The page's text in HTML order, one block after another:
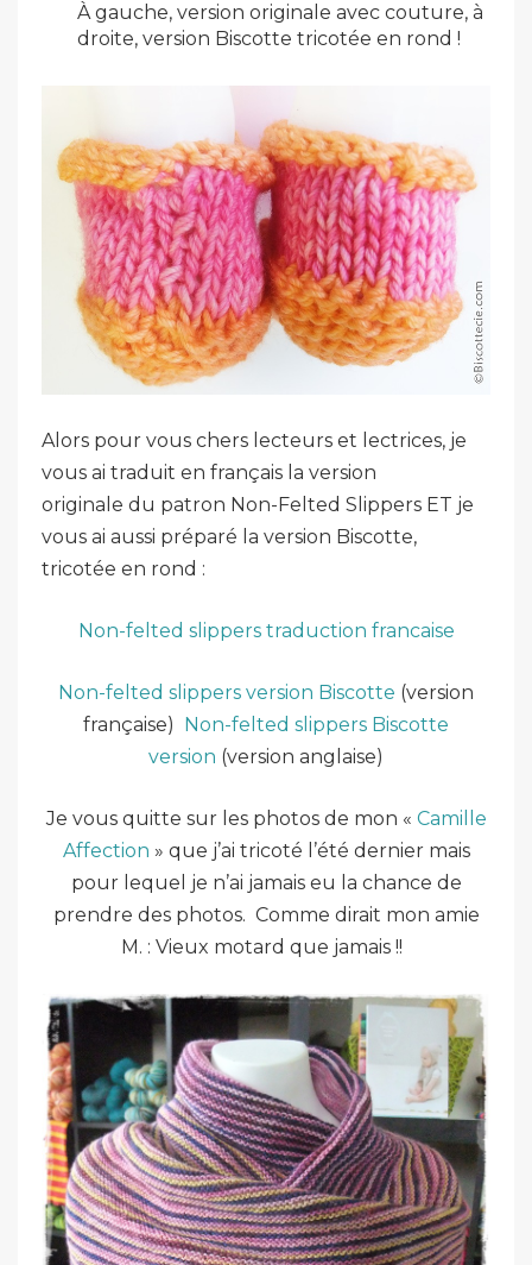
À gauche, version originale avec couture, à
droite, version Biscotte tricotée en rond !
Alors pour vous chers lecteurs et lectrices, je
vous ai traduit en français la version
originale du patron Non-Felted Slippers ET je
vous ai aussi préparé la version Biscotte,
tricotée en rond :
Non-felted slippers traduction francaise
Non-felted slippers version Biscotte (version
française) Non-felted slippers Biscotte
version (version anglaise)
Je vous quitte sur les photos de mon « Camille
Affection » que j’ai tricoté l’été dernier mais
pour lequel je n’ai jamais eu la chance de
prendre des photos. Comme dirait mon amie
M. : Vieux motard que jamais !!